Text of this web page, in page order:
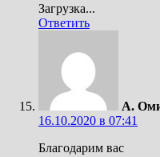
Загрузка...
Ответить
А.
16.10.2020 в 07:41
Благодарим вас